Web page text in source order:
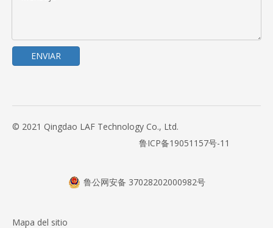
ENVIAR
© 2021 Qingdao LAF Technology Co., Ltd.
鲁ICP备19051157号-11
鲁公网安备 37028202000982号
Mapa del sitio